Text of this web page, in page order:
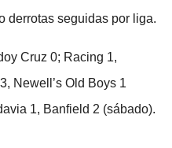
derrotas seguidas por liga.
Cruz 0; Racing 1,
Newell’s Old Boys 1
1, Banfield 2 (sábado).